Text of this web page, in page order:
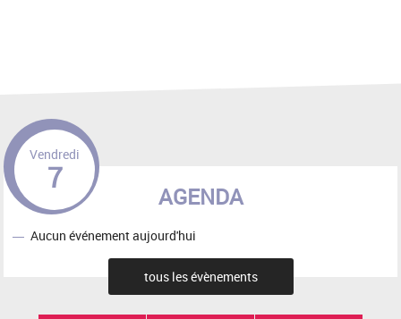
AGENDA
Vendredi
7
Aucun événement aujourd'hui
tous les évènements